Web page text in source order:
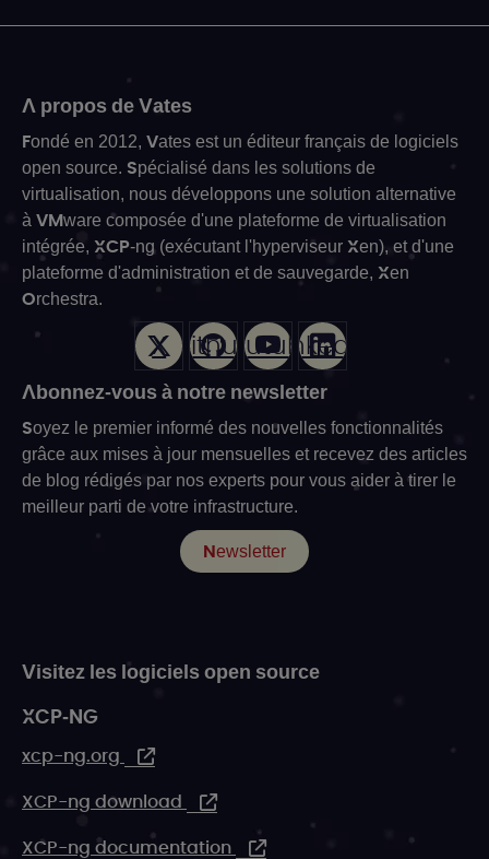
Visitez les logiciels open source
XCP-NG
xcp-ng.org
XCP-ng download
XCP-ng documentation
A propos de Vates
Fondé en 2012, Vates est un éditeur français de logiciels
open source. Spécialisé dans les solutions de
virtualisation, nous développons une solution alternative
à VMware composée d'une plateforme de virtualisation
intégrée, XCP-ng (exécutant l'hyperviseur Xen), et d'une
plateforme d'administration et de sauvegarde, Xen
Orchestra.
X Github
Youtube
LinkedIn
Abonnez-vous à notre newsletter
Soyez le premier informé des nouvelles fonctionnalités
grâce aux mises à jour mensuelles et recevez des articles
de blog rédigés par nos experts pour vous aider à tirer le
meilleur parti de votre infrastructure.
Newsletter